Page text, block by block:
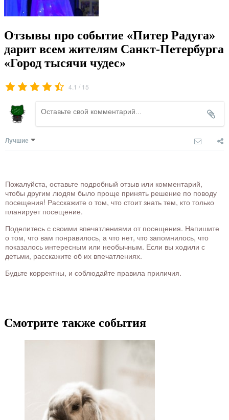
Отзывы про событие «Питер Радуга»
дарит всем жителям Санкт-Петербурга
«Город тысячи чудес»
4.1 / 15
Лучшие
Пожалуйста, оставьте подробный отзыв или комментарий,
чтобы другим людям было проще принять решение по поводу
посещения! Расскажите о том, что стоит знать тем, кто только
планирует посещение.
Поделитесь с своими впечатлениями от посещения. Напишите
о том, что вам понравилось, а что нет, что запомнилось, что
показалось интересным или необычным. Если вы ходили с
детьми, расскажите об их впечатлениях.
Будьте корректны, и соблюдайте правила приличия.
Смотрите также события